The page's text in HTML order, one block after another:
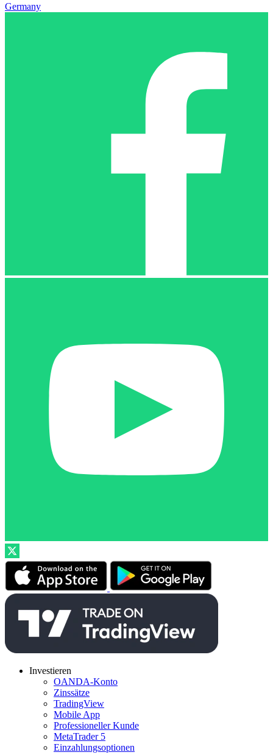
Germany
Investieren
OANDA-Konto
Zinssätze
TradingView
Mobile App
Professioneller Kunde
MetaTrader 5
Einzahlungsoptionen